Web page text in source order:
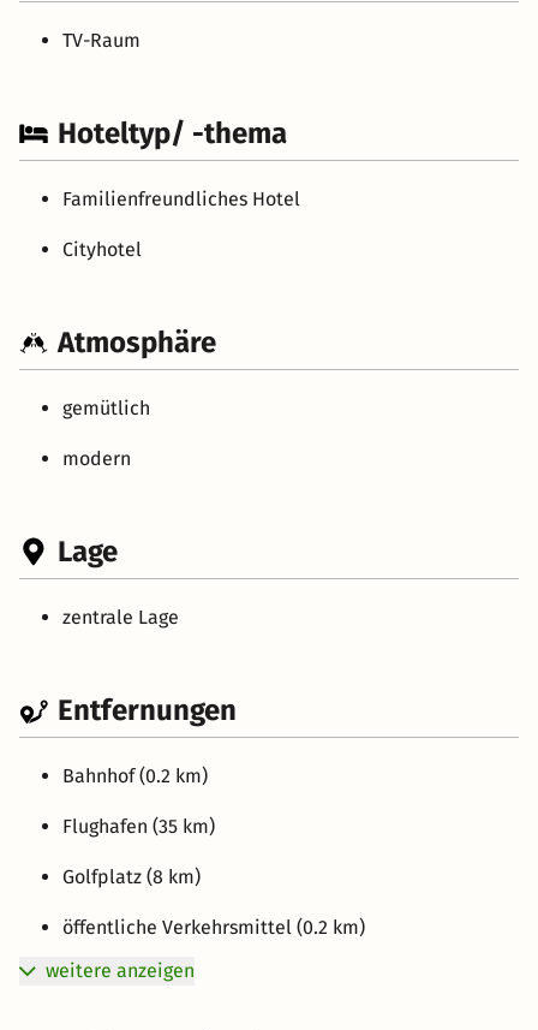
TV-Raum
Hoteltyp/ -thema
Familienfreundliches Hotel
Cityhotel
Atmosphäre
gemütlich
modern
Lage
zentrale Lage
Entfernungen
Bahnhof (0.2 km)
Flughafen (35 km)
Golfplatz (8 km)
öffentliche Verkehrsmittel (0.2 km)
weitere anzeigen